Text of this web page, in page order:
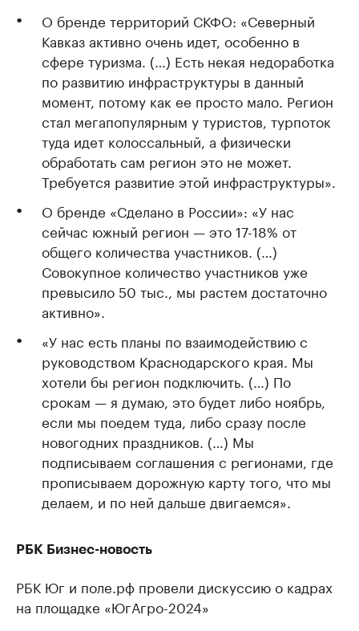
О бренде территорий СКФО: «Северный
Кавказ активно очень идет, особенно в
сфере туризма. (…) Есть некая недоработка
по развитию инфраструктуры в данный
момент, потому как ее просто мало. Регион
стал мегапопулярным у туристов, турпоток
туда идет колоссальный, а физически
обработать сам регион это не может.
Требуется развитие этой инфраструктуры».
О бренде «Сделано в России»: «У нас
сейчас южный регион — это 17-18% от
общего количества участников. (…)
Совокупное количество участников уже
превысило 50 тыс., мы растем достаточно
активно».
«У нас есть планы по взаимодействию с
руководством Краснодарского края. Мы
хотели бы регион подключить. (…) По
срокам — я думаю, это будет либо ноябрь,
если мы поедем туда, либо сразу после
новогодних праздников. (…) Мы
подписываем соглашения с регионами, где
прописываем дорожную карту того, что мы
делаем, и по ней дальше двигаемся».
РБК Бизнес-новость
РБК Юг и поле.рф провели дискуссию о кадрах
на площадке «ЮгАгро-2024»